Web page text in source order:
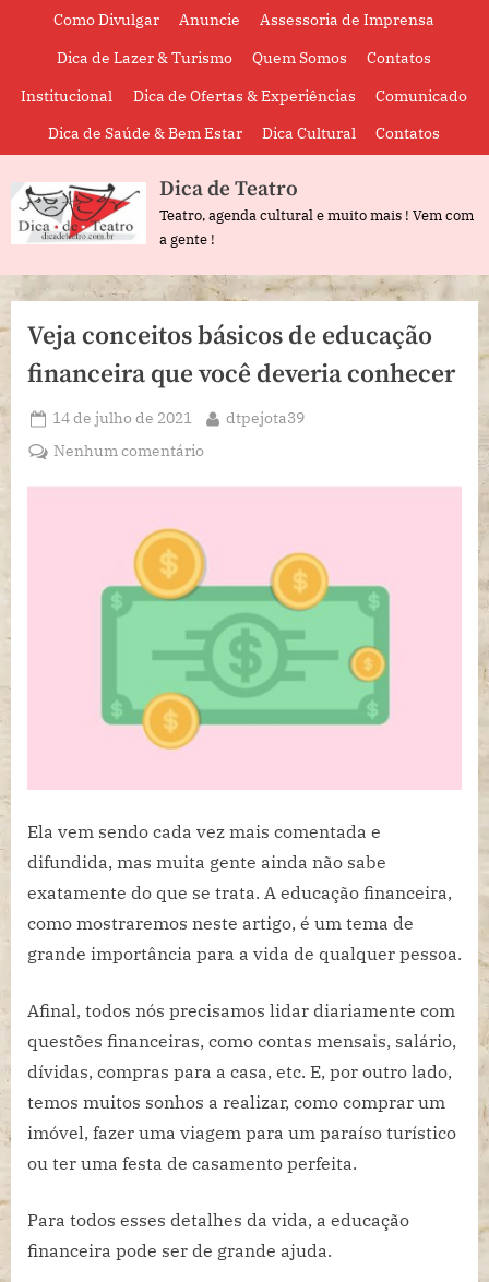
Como Divulgar Anuncie
Assessoria de Imprensa
Dica de Lazer & Turismo
Quem Somos
Contatos
Institucional
Dica de Ofertas & Experiências
Comunicado
Dica de Saúde & Bem Estar
Dica Cultural Contatos
Dica de Teatro
Teatro, agenda cultural e muito mais ! Vem com
a gente !
Veja conceitos básicos de educação
financeira que você deveria conhecer
Posted
on
14 de julho de 2021 By
dtpejota39
Nenhum comentário
de
educação
financeira
que
você
deveria
conhecer
Ela vem sendo cada vez mais comentada e
difundida, mas muita gente ainda não sabe
exatamente do que se trata. A educação financeira,
como mostraremos neste artigo, é um tema de
grande importância para a vida de qualquer pessoa.
Afinal, todos nós precisamos lidar diariamente com
questões financeiras, como contas mensais, salário,
dívidas, compras para a casa, etc. E, por outro lado,
temos muitos sonhos a realizar, como comprar um
imóvel, fazer uma viagem para um paraíso turístico
ou ter uma festa de casamento perfeita.
Para todos esses detalhes da vida, a educação
financeira pode ser de grande ajuda.